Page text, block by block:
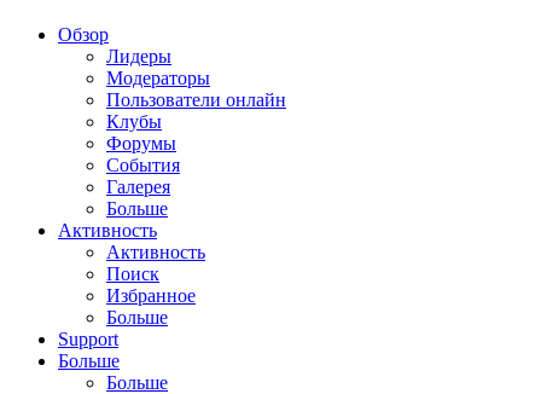
Обзор
Лидеры
Модераторы
Пользователи онлайн
Клубы
Форумы
События
Галерея
Больше
Активность
Активность
Поиск
Избранное
Больше
Support
Больше
Больше